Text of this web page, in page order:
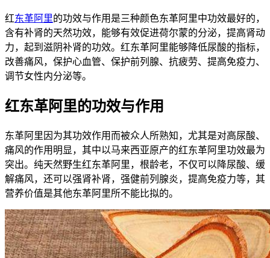
红东革阿里的功效与作用是三种颜色东革阿里中功效最好的，
含有补肾的天然功效，能够有效促进荷尔蒙的分泌，提高肾动
力，起到滋阴补肾的功效。红东革阿里能够降低尿酸的指标，
改善痛风，保护心血管、保护前列腺、抗疲劳、提高免疫力、
调节女性内分泌等。
红东革阿里的功效与作用
东革阿里因为其功效作用而被众人所熟知，尤其是对高尿酸、
痛风的作用明显，其中以马来西亚原产的红东革阿里功效最为
突出。纯天然野生红东革阿里，根龄老，不仅可以降尿酸、缓
解痛风，还可以强肾补肾，强健前列腺炎，提高免疫力等，其
营养价值是其他东革阿里所不能比拟的。